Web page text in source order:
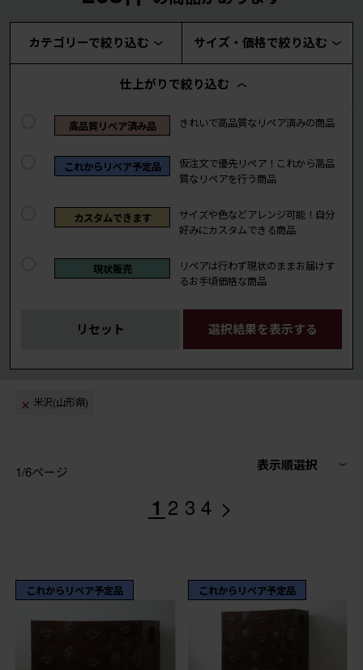
カテゴリーで絞り込む サイズ・価格で絞り込む
仕上がりで絞り込む
高品質リペア済み品 きれいで高品質なリペア済みの商品
これからリペア予定品
仮注文で優先リペア！これから高品
質なリペアを行う商品
カスタムできます
サイズや色などアレンジ可能！自分
好みにカスタムできる商品
現状販売
リペアは行わず現状のままお届けす
るお手頃価格な商品
リセット 選択結果を表示する
米沢(山形県)
1/6ページ 表示順選択
1 2 3 4 >
これからリペア予定品 これからリペア予定品